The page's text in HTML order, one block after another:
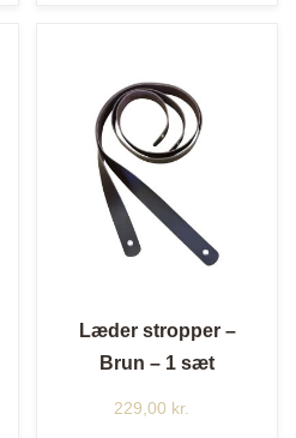
Læder stropper –
Brun – 1 sæt
229,00 kr.